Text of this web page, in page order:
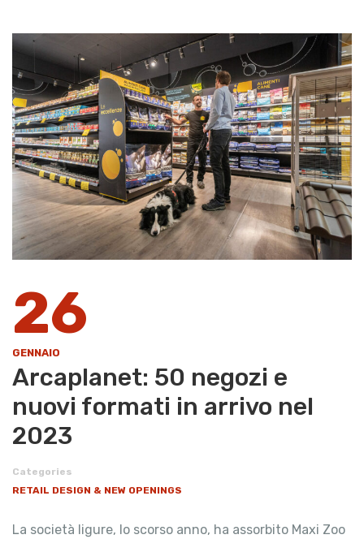
26
GENNAIO
Arcaplanet: 50 negozi e
nuovi formati in arrivo nel
2023
Categories
RETAIL DESIGN & NEW OPENINGS
La società ligure, lo scorso anno, ha assorbito Maxi Zoo